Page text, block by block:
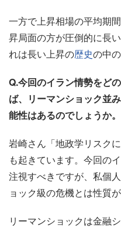
一方で上昇相場の平均期
昇局面の方が圧倒的に長
れは長い上昇の歴史の中
Q.今回のイラン情勢をど
ば、リーマンショック並
能性はあるのでしょうか。
岩崎さん「地政学リスク
も起きています。今回の
注視すべきですが、私個
ョック級の危機とは性質
リーマンショックは金融